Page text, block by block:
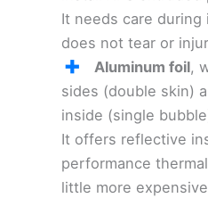
It needs care
does not tear or
Aluminum foil,
sides (double skin)
inside (single
It offers reflective
performance
little more